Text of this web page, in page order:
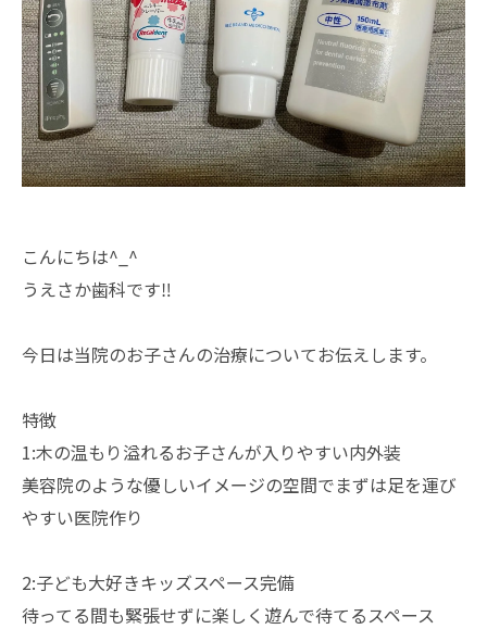
こんにちは^_^
うえさか歯科です‼️
今日は当院のお子さんの治療についてお伝えします。
特徴
1:木の温もり溢れるお子さんが入りやすい内外装
美容院のような優しいイメージの空間でまずは足を運び
やすい医院作り
2:子ども大好きキッズスペース完備
待ってる間も緊張せずに楽しく遊んで待てるスペース